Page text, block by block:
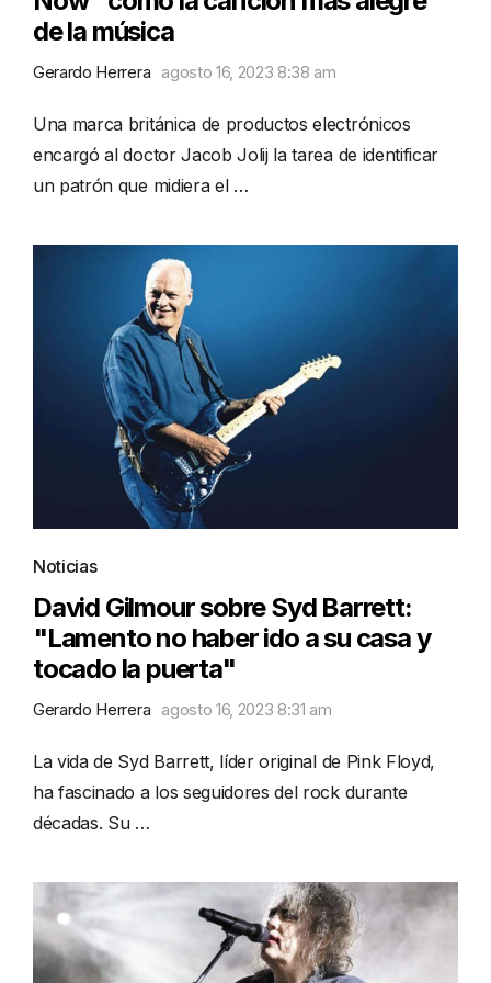
de la música
Gerardo Herrera agosto 16, 2023 8:38 am
Una marca británica de productos electrónicos
encargó al doctor Jacob Jolij la tarea de identificar
un patrón que midiera el …
Noticias
David Gilmour sobre Syd Barrett:
"Lamento no haber ido a su casa y
tocado la puerta"
Gerardo Herrera agosto 16, 2023 8:31 am
La vida de Syd Barrett, líder original de Pink Floyd,
ha fascinado a los seguidores del rock durante
décadas. Su …